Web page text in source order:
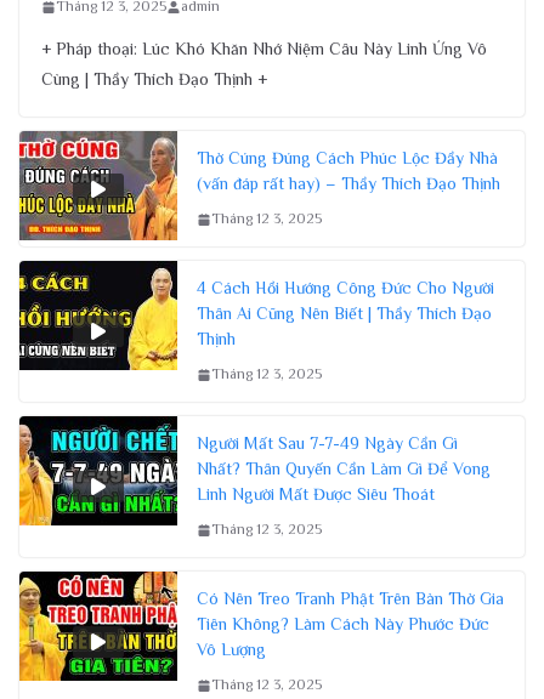
Tháng 12 3, 2025 admin
+ Pháp thoại: Lúc Khó Khăn Nhớ Niệm Câu Này Linh Ứng Vô
Cùng | Thầy Thích Đạo Thịnh +
Thờ Cúng Đúng Cách Phúc Lộc Đầy Nhà
(vấn đáp rất hay) – Thầy Thích Đạo Thịnh
Tháng 12 3, 2025
4 Cách Hồi Hướng Công Đức Cho Người
Thân Ai Cũng Nên Biết | Thầy Thích Đạo
Thịnh
Tháng 12 3, 2025
Người Mất Sau 7-7-49 Ngày Cần Gì
Nhất? Thân Quyến Cần Làm Gì Để Vong
Linh Người Mất Được Siêu Thoát
Tháng 12 3, 2025
Có Nên Treo Tranh Phật Trên Bàn Thờ Gia
Tiên Không? Làm Cách Này Phước Đức
Vô Lượng
Tháng 12 3, 2025